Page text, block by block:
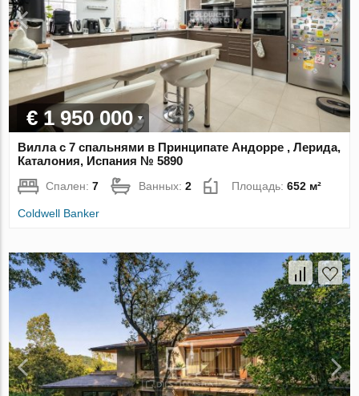
€ 1 950 000
Вилла с 7 спальнями в Принципате Андорре , Лерида,
Каталония, Испания № 5890
Спален:7 Ванных:2 Площадь:652 м²
Coldwell Banker